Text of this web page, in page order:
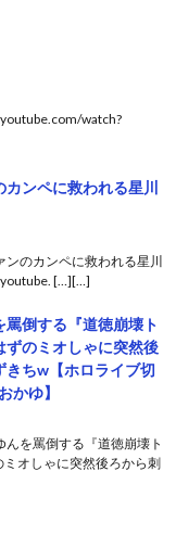
watch?
ンペに救われる星川
ンのカンペに救われる星川
[…][…]
罵倒する『道徳崩壊ト
ずのミオしゃに突然後
きちw【ホロライブ切
かゆ】
を罵倒する『道徳崩壊ト
オしゃに突然後ろから刺